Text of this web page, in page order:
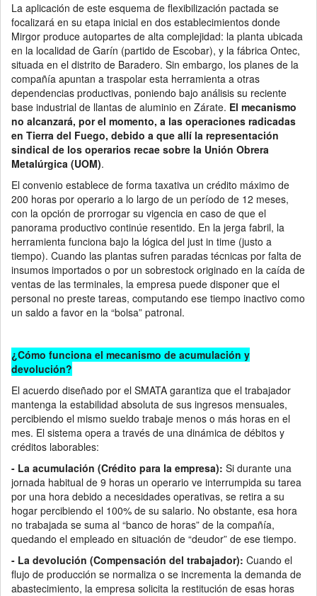
La aplicación de este esquema de flexibilización pactada se
focalizará en su etapa inicial en dos establecimientos donde
Mirgor produce autopartes de alta complejidad: la planta ubicada
en la localidad de Garín (partido de Escobar), y la fábrica Ontec,
situada en el distrito de Baradero. Sin embargo, los planes de la
compañía apuntan a traspolar esta herramienta a otras
dependencias productivas, poniendo bajo análisis su reciente
base industrial de llantas de aluminio en Zárate. El mecanismo
no alcanzará, por el momento, a las operaciones radicadas
en Tierra del Fuego, debido a que allí la representación
sindical de los operarios recae sobre la Unión Obrera
Metalúrgica (UOM).
El convenio establece de forma taxativa un crédito máximo de
200 horas por operario a lo largo de un período de 12 meses,
con la opción de prorrogar su vigencia en caso de que el
panorama productivo continúe resentido. En la jerga fabril, la
herramienta funciona bajo la lógica del just in time (justo a
tiempo). Cuando las plantas sufren paradas técnicas por falta de
insumos importados o por un sobrestock originado en la caída de
ventas de las terminales, la empresa puede disponer que el
personal no preste tareas, computando ese tiempo inactivo como
un saldo a favor en la “bolsa” patronal.
¿Cómo funciona el mecanismo de acumulación y
devolución?
El acuerdo diseñado por el SMATA garantiza que el trabajador
mantenga la estabilidad absoluta de sus ingresos mensuales,
percibiendo el mismo sueldo trabaje menos o más horas en el
mes. El sistema opera a través de una dinámica de débitos y
créditos laborables:
- La acumulación (Crédito para la empresa): Si durante una
jornada habitual de 9 horas un operario ve interrumpida su tarea
por una hora debido a necesidades operativas, se retira a su
hogar percibiendo el 100% de su salario. No obstante, esa hora
no trabajada se suma al “banco de horas” de la compañía,
quedando el empleado en situación de “deudor” de ese tiempo.
- La devolución (Compensación del trabajador): Cuando el
flujo de producción se normaliza o se incrementa la demanda de
abastecimiento, la empresa solicita la restitución de esas horas